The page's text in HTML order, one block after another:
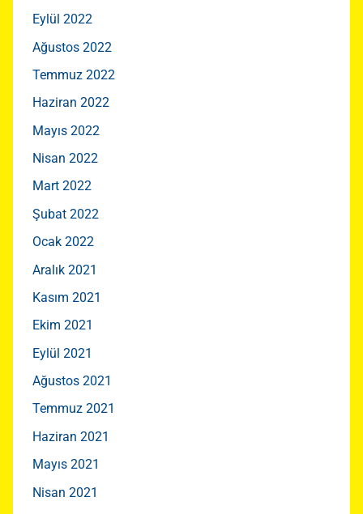
Eylül 2022
Ağustos 2022
Temmuz 2022
Haziran 2022
Mayıs 2022
Nisan 2022
Mart 2022
Şubat 2022
Ocak 2022
Aralık 2021
Kasım 2021
Ekim 2021
Eylül 2021
Ağustos 2021
Temmuz 2021
Haziran 2021
Mayıs 2021
Nisan 2021